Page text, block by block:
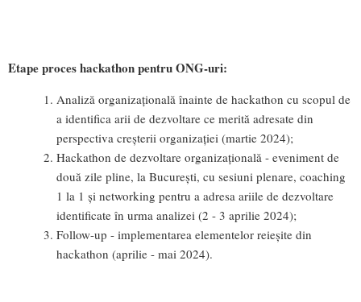
Etape proces hackathon pentru ONG-uri:
Analiză organizațională înainte de hackathon cu scopul de
a identifica arii de dezvoltare ce merită adresate din
perspectiva creșterii organizației (martie 2024);
Hackathon de dezvoltare organizațională - eveniment de
două zile pline, la București, cu sesiuni plenare, coaching
1 la 1 și networking pentru a adresa ariile de dezvoltare
identificate în urma analizei (2 - 3 aprilie 2024);
Follow-up - implementarea elementelor reieșite din
hackathon (aprilie - mai 2024).